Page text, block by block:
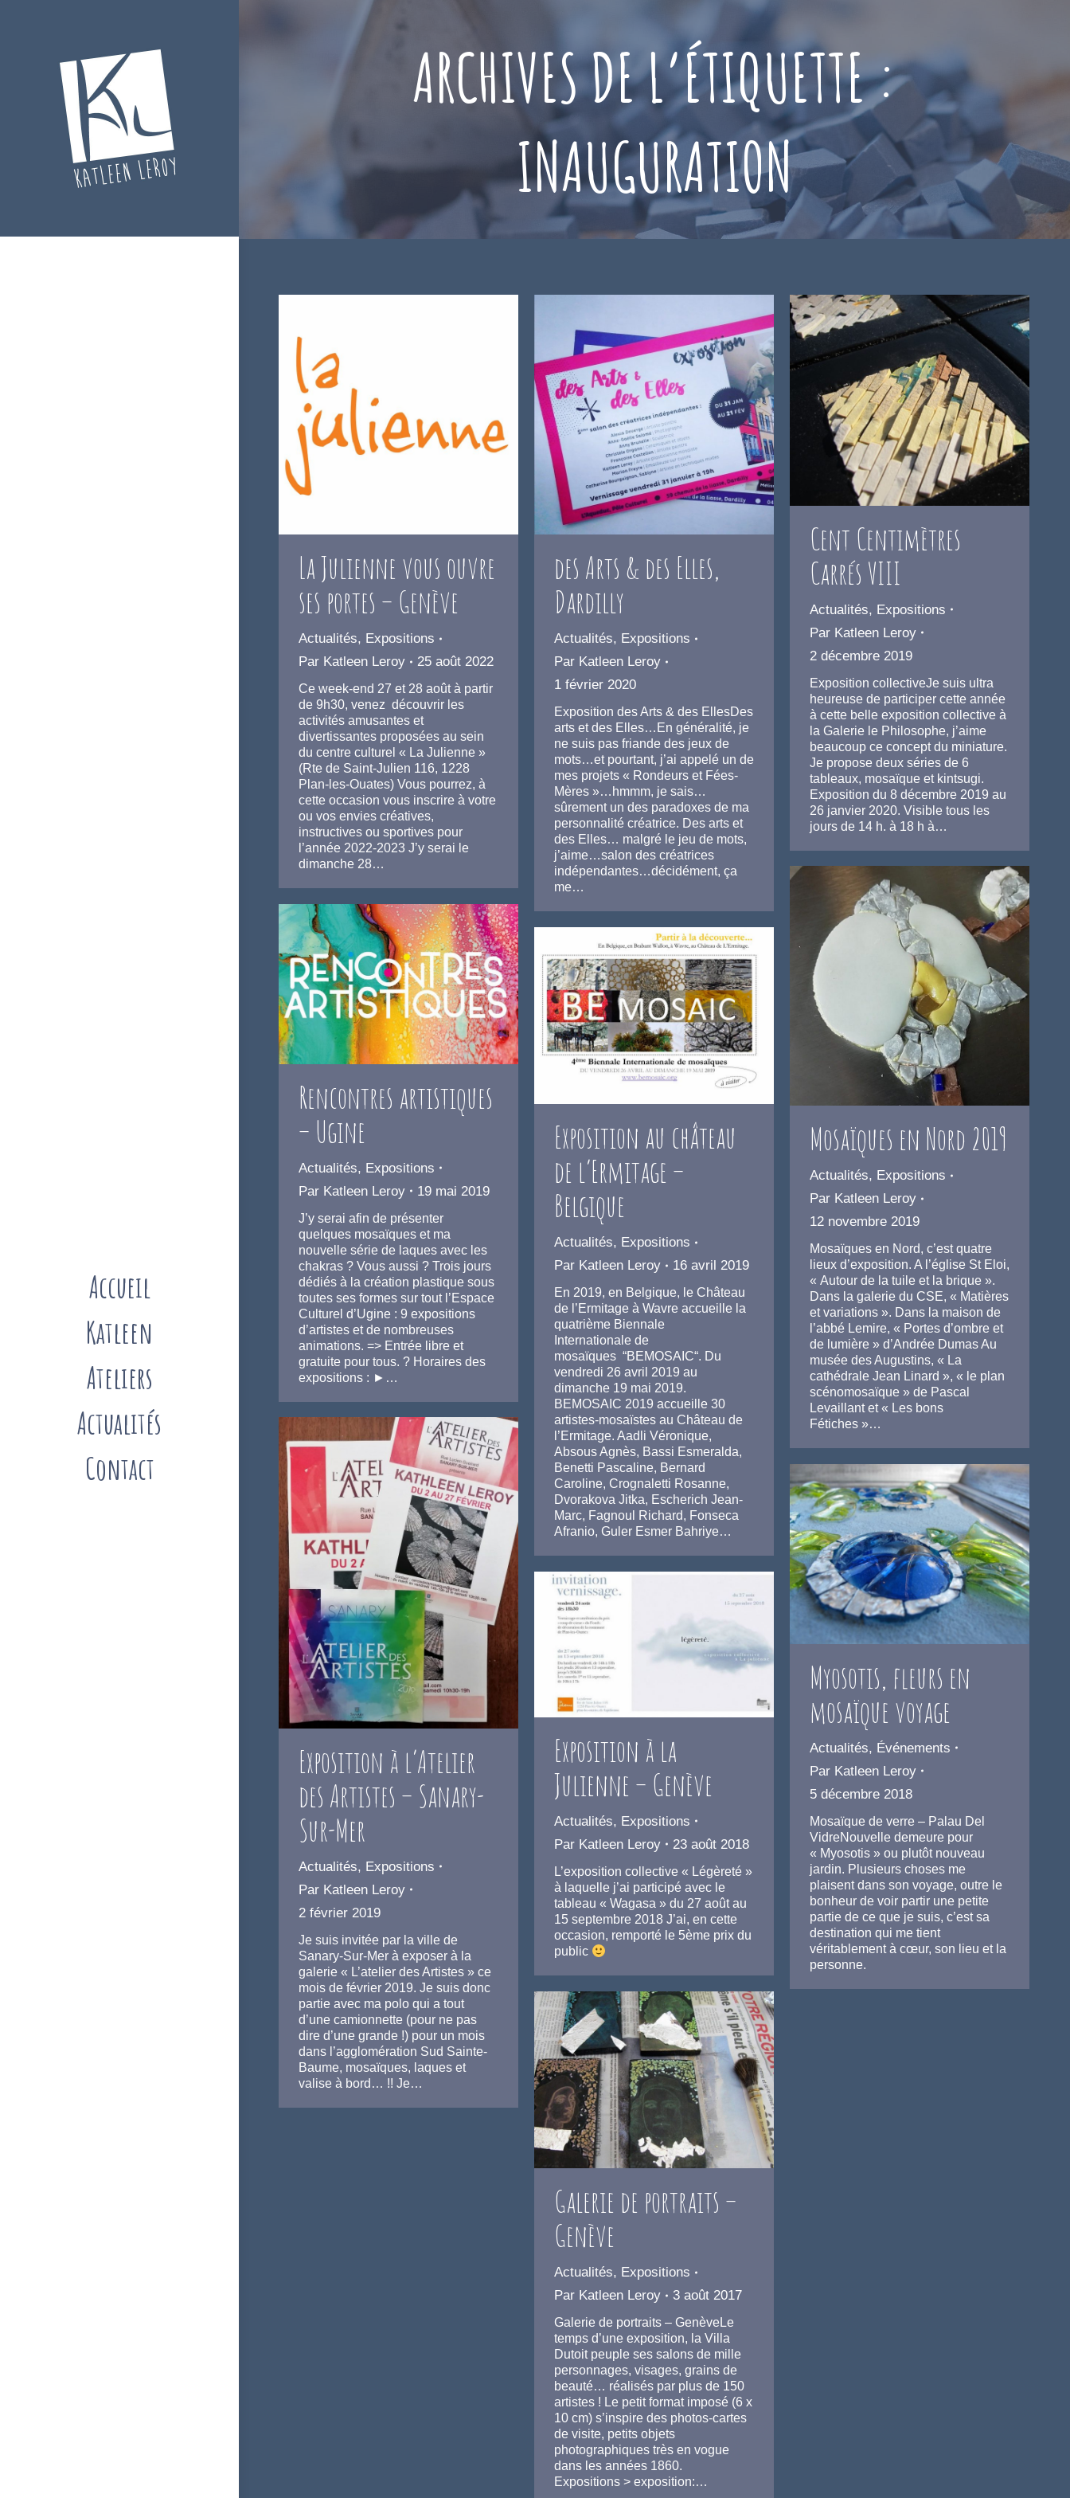
Accueil
Katleen
Ateliers
Actualités
Contact
ARCHIVES DE L’ÉTIQUETTE :
INAUGURATION
La Julienne vous ouvre
ses portes – Genève
Actualités, Expositions
Par Katleen Leroy 25 août 2022
Ce week-end 27 et 28 août à partir
de 9h30, venez découvrir les
activités amusantes et
divertissantes proposées au sein
du centre culturel « La Julienne »
(Rte de Saint-Julien 116, 1228
Plan-les-Ouates) Vous pourrez, à
cette occasion vous inscrire à votre
ou vos envies créatives,
instructives ou sportives pour
l’année 2022-2023 J’y serai le
dimanche 28…
des Arts & des Elles,
Dardilly
Actualités, Expositions
Par Katleen Leroy
1 février 2020
Exposition des Arts & des EllesDes
arts et des Elles…En généralité, je
ne suis pas friande des jeux de
mots…et pourtant, j’ai appelé un de
mes projets « Rondeurs et Fées-
Mères »…hmmm, je sais…
sûrement un des paradoxes de ma
personnalité créatrice. Des arts et
des Elles… malgré le jeu de mots,
j’aime…salon des créatrices
indépendantes…décidément, ça
me…
Cent Centimètres
Carrés VIII
Actualités, Expositions
Par Katleen Leroy
2 décembre 2019
Exposition collectiveJe suis ultra
heureuse de participer cette année
à cette belle exposition collective à
la Galerie le Philosophe, j’aime
beaucoup ce concept du miniature.
Je propose deux séries de 6
tableaux, mosaïque et kintsugi.
Exposition du 8 décembre 2019 au
26 janvier 2020. Visible tous les
jours de 14 h. à 18 h à…
Mosaïques en Nord 2019
Actualités, Expositions
Par Katleen Leroy
12 novembre 2019
Mosaïques en Nord, c’est quatre
lieux d’exposition. A l’église St Eloi,
« Autour de la tuile et la brique ».
Dans la galerie du CSE, « Matières
et variations ». Dans la maison de
l’abbé Lemire, « Portes d’ombre et
de lumière » d’Andrée Dumas Au
musée des Augustins, « La
cathédrale Jean Linard », « le plan
scénomosaïque » de Pascal
Levaillant et « Les bons
Fétiches »…
Rencontres artistiques
– Ugine
Actualités, Expositions
Par Katleen Leroy 19 mai 2019
J’y serai afin de présenter
quelques mosaïques et ma
nouvelle série de laques avec les
chakras ? Vous aussi ? Trois jours
dédiés à la création plastique sous
toutes ses formes sur tout l’Espace
Culturel d’Ugine : 9 expositions
d’artistes et de nombreuses
animations. => Entrée libre et
gratuite pour tous. ? Horaires des
expositions : ►…
Exposition au château
de l’Ermitage –
Belgique
Actualités, Expositions
Par Katleen Leroy 16 avril 2019
En 2019, en Belgique, le Château
de l’Ermitage à Wavre accueille la
quatrième Biennale
Internationale de
mosaïques “BEMOSAIC“. Du
vendredi 26 avril 2019 au
dimanche 19 mai 2019.
BEMOSAIC 2019 accueille 30
artistes-mosaïstes au Château de
l’Ermitage. Aadli Véronique,
Absous Agnès, Bassi Esmeralda,
Benetti Pascaline, Bernard
Caroline, Crognaletti Rosanne,
Dvorakova Jitka, Escherich Jean-
Marc, Fagnoul Richard, Fonseca
Afranio, Guler Esmer Bahriye…
Exposition à l’Atelier
des Artistes – Sanary-
Sur-Mer
Actualités, Expositions
Par Katleen Leroy
2 février 2019
Je suis invitée par la ville de
Sanary-Sur-Mer à exposer à la
galerie « L’atelier des Artistes » ce
mois de février 2019. Je suis donc
partie avec ma polo qui a tout
d’une camionnette (pour ne pas
dire d’une grande !) pour un mois
dans l’agglomération Sud Sainte-
Baume, mosaïques, laques et
valise à bord… !! Je…
Myosotis, fleurs en
mosaïque voyage
Actualités, Événements
Par Katleen Leroy
5 décembre 2018
Mosaïque de verre – Palau Del
VidreNouvelle demeure pour
« Myosotis » ou plutôt nouveau
jardin. Plusieurs choses me
plaisent dans son voyage, outre le
bonheur de voir partir une petite
partie de ce que je suis, c’est sa
destination qui me tient
véritablement à cœur, son lieu et la
personne.
Exposition à la
Julienne – Genève
Actualités, Expositions
Par Katleen Leroy 23 août 2018
L’exposition collective « Légèreté »
à laquelle j’ai participé avec le
tableau « Wagasa » du 27 août au
15 septembre 2018 J’ai, en cette
occasion, remporté le 5ème prix du
public
Galerie de portraits –
Genève
Actualités, Expositions
Par Katleen Leroy 3 août 2017
Galerie de portraits – GenèveLe
temps d’une exposition, la Villa
Dutoit peuple ses salons de mille
personnages, visages, grains de
beauté… réalisés par plus de 150
artistes ! Le petit format imposé (6 x
10 cm) s’inspire des photos-cartes
de visite, petits objets
photographiques très en vogue
dans les années 1860.
Expositions > exposition:…